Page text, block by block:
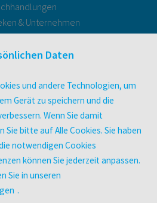
& Unternehmen
facultas druckt.
Angebote
Über facultas
Kooperationen
bei facultas
Daten
und andere Technologien, um
Gerät zu speichern und die
Wenn Sie damit
Sie bitte auf Alle Cookies. Sie haben
notwendigen Cookies
können Sie jederzeit anpassen.
Sie in unseren
.